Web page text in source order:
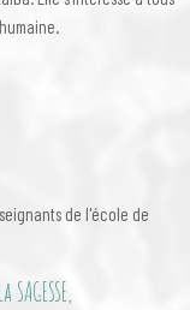
de l'école de